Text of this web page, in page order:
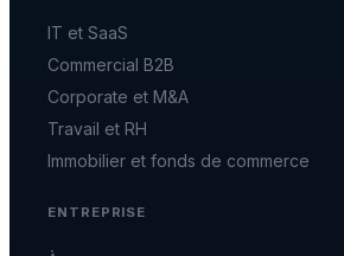
IT et SaaS
Commercial B2B
Corporate et M&A
Travail et RH
Immobilier et fonds de commerce
ENTREPRISE